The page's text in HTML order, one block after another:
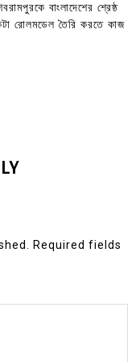
বাংলাদেশের শ্রেষ্ঠ
রোলমডেল তৈরি করতে কাজ
Required fields